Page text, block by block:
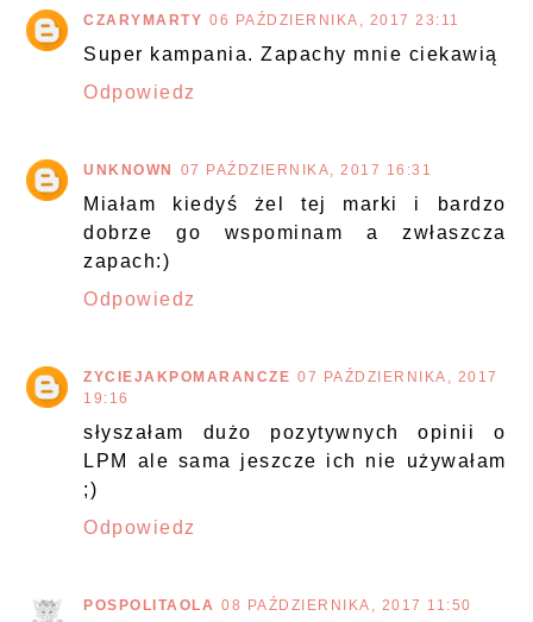
CZARYMARTY 06 PAŹDZIERNIKA, 2017 23:11
Super kampania. Zapachy mnie ciekawią
Odpowiedz
UNKNOWN 07 PAŹDZIERNIKA, 2017 16:31
Miałam kiedyś żel tej marki i bardzo
dobrze go wspominam a zwłaszcza
zapach:)
Odpowiedz
ZYCIEJAKPOMARANCZE 07 PAŹDZIERNIKA, 2017
19:16
słyszałam dużo pozytywnych opinii o
LPM ale sama jeszcze ich nie używałam
;)
Odpowiedz
POSPOLITAOLA 08 PAŹDZIERNIKA, 2017 11:50